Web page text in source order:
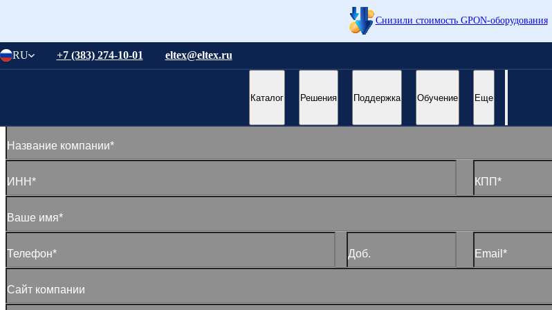
Понятно
Снизили стоимость GPON-оборудования
RU +7 (383) 274-10-01 eltex@eltex.ru
Каталог Решения Поддержка Обучение Еще